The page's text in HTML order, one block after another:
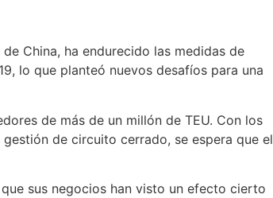
China, ha endurecido las medidas de
lo que planteó nuevos desafíos para una
de más de un millón de TEU. Con los
de circuito cerrado, se espera que el
sus negocios han visto un efecto cierto